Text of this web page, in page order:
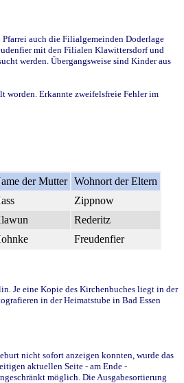
auch die Filialgemeinden Doderlage
mit den Filialen Klawittersdorf und
werden. Übergangsweise sind Kinder aus
worden. Erkannte zweifelsfreie Fehler im
der Mutter Wohnort der Eltern
Zippnow
Rederitz
Freudenfier
Je eine Kopie des Kirchenbuches liegt in der
in der Heimatstube in Bad Essen
nicht sofort anzeigen konnten, wurde das
aktuellen Seite - am Ende -
möglich. Die Ausgabesortierung